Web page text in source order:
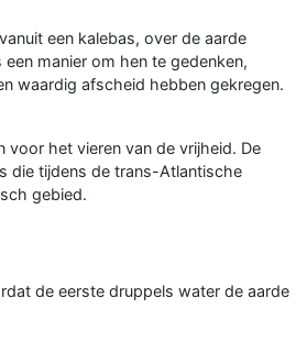
een kalebas, over de aarde
manier om hen te gedenken,
waardig afscheid hebben gekregen.
voor het vieren van de vrijheid. De
die tijdens de trans-Atlantische
gebied.
de eerste druppels water de aarde